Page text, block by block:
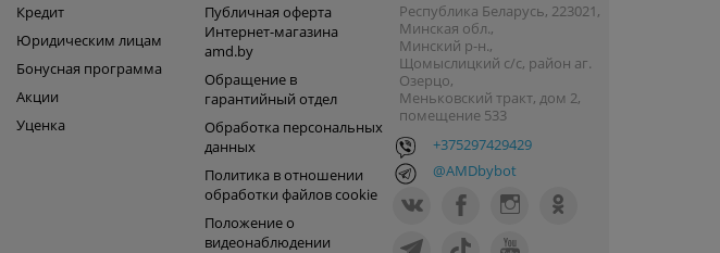
Кредит
Юридическим лицам
Бонусная программа
Акции
Уценка
Публичная оферта
Интернет-магазина
amd.by
Обращение в
гарантийный отдел
Обработка персональных
данных
Политика в отношении
обработки файлов cookie
Положение о
видеонаблюдении
Республика Беларусь, 223021,
Минская обл.,
Минский р-н.,
Щомыслицкий с/с, район аг.
Озерцо,
Меньковский тракт, дом 2,
помещение 533
+375297429429
@AMDbybot